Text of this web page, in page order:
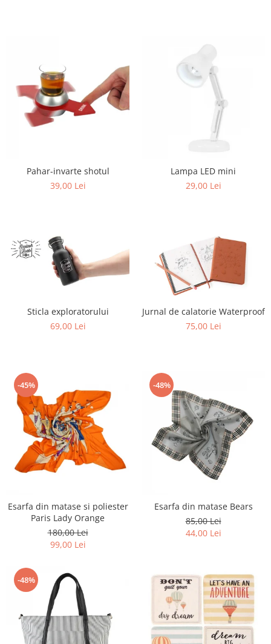
Pahar-invarte shotul
39,00 Lei
Lampa LED mini
29,00 Lei
Sticla exploratorului
69,00 Lei
Jurnal de calatorie Waterproof
75,00 Lei
-45%
Esarfa din matase si poliester
Paris Lady Orange
180,00 Lei
99,00 Lei
-48%
Esarfa din matase Bears
85,00 Lei
44,00 Lei
-48%